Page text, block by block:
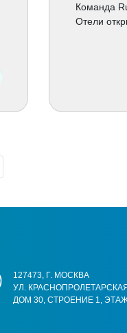
Команда
Отели
127473, Г. МОСКВА
УЛ.
ДОМ 30, СТРОЕНИЕ 1,